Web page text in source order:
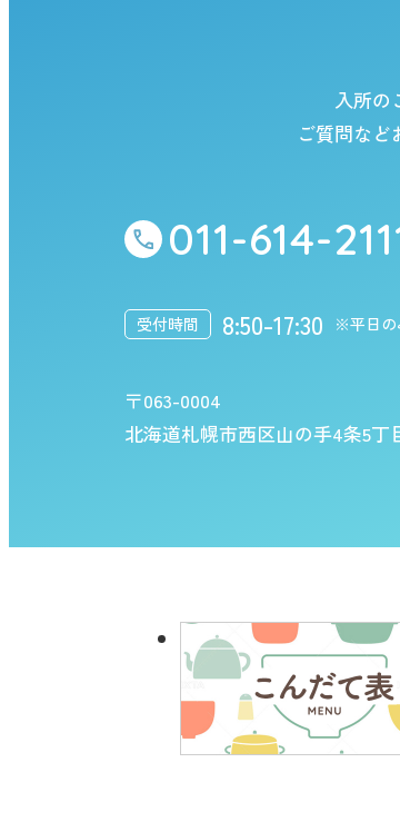
入所の
ご質問など
011-614-
受付時間 8:50-17:30 ※平日の
〒063-0004
北海道札幌市西区山の手4条5丁